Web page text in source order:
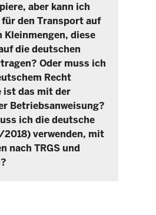
aber kann ich
den Transport auf
Kleinmengen, diese
die deutschen
Oder muss ich
Recht
ist das mit der
Betriebsanweisung?
ich die deutsche
2018) verwenden, mit
nach TRGS und